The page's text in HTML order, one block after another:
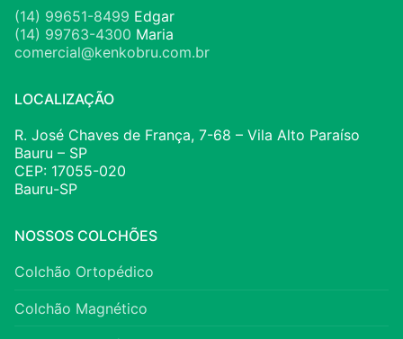
(14) 99651-8499 Edgar
(14) 99763-4300 Maria
comercial@kenkobru.com.br
LOCALIZAÇÃO
R. José Chaves de França, 7-68 – Vila Alto Paraíso
Bauru – SP
CEP: 17055-020
Bauru-SP
NOSSOS COLCHÕES
Colchão Ortopédico
Colchão Magnético